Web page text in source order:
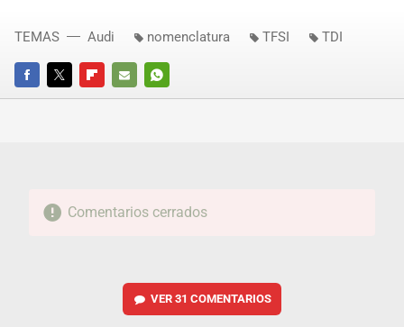
FACEBOOKTWITTERFLIPBOARD
E-
WHATSAPP
TEMAS Audi nomenclatura TFSI TDI
Comentarios cerrados
VER 31 COMENTARIOS